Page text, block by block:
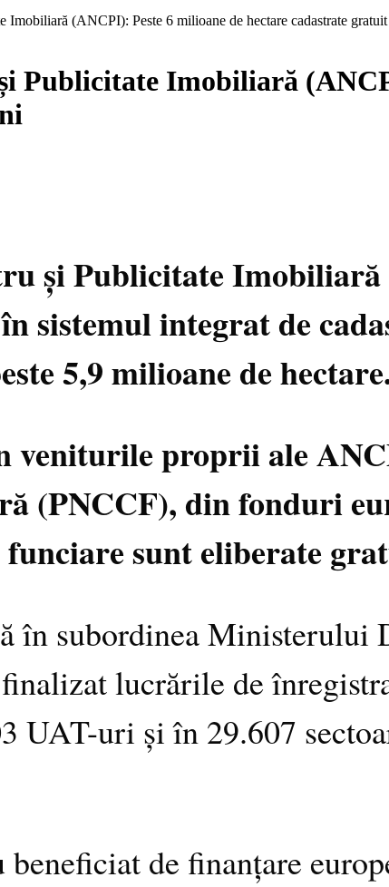
Imobiliară (ANCPI): Peste 6 milioane de hectare cadastrate
Publicitate Imobiliară
și Publicitate
sistemul integrat de
5,9 milioane de
veniturile proprii ale
(PNCCF), din fonduri
sunt eliberate
în subordinea
lucrările de
uri și în 29.607
beneficiat de finanțare